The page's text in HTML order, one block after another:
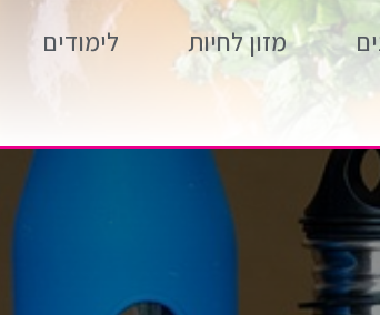
מזון לחיות
לימודים